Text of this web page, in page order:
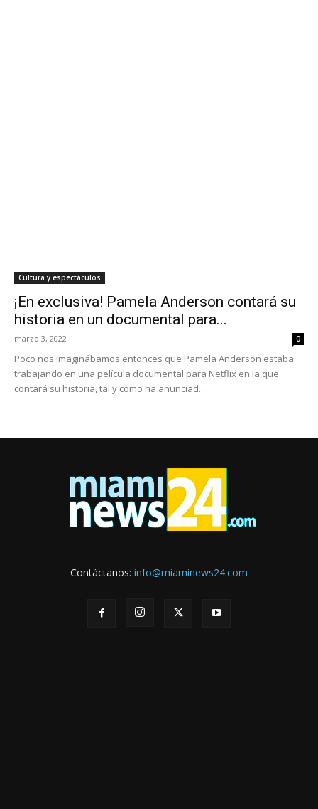
Cultura y espectáculos
¡En exclusiva! Pamela Anderson contará su
historia en un documental para...
marzo 3, 2022 0
Poco nos imaginábamos entonces que Pamela Anderson estaba
trabajando en una película documental para Netflix en la que
contará su historia, tal y como ha anunciad...
Contáctanos: info@miaminews24.com